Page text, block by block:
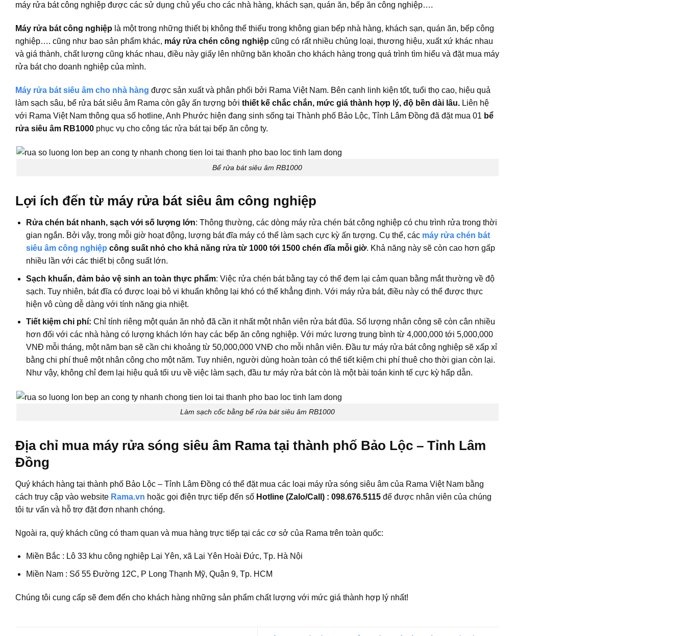
máy rửa bát công nghiệp được các sử dụng chủ yếu cho các nhà hàng, khách sạn, quán ăn, bếp ăn công nghiệp….
Máy rửa bát công nghiệp là một trong những thiết bị không thể thiếu trong không gian bếp nhà hàng, khách sạn, quán ăn, bếp công
nghiệp…. cũng như bao sản phẩm khác, máy rửa chén công nghiệp cũng có rất nhiều chủng loại, thương hiệu, xuất xứ khác nhau
và giá thành, chất lượng cũng khác nhau, điều này giấy lên những băn khoăn cho khách hàng trong quá trình tìm hiểu và đặt mua máy
rửa bát cho doanh nghiệp của mình.
Máy rửa bát siêu âm cho nhà hàng được sản xuất và phân phối bởi Rama Việt Nam. Bên cạnh linh kiện tốt, tuổi thọ cao, hiệu quả
làm sạch sâu, bể rửa bát siêu âm Rama còn gây ấn tượng bởi thiết kế chắc chắn, mức giá thành hợp lý, độ bền dài lâu. Liên hệ
với Rama Việt Nam thông qua số hotline, Anh Phước hiện đang sinh sống tại Thành phố Bảo Lộc, Tỉnh Lâm Đồng đã đặt mua 01 bể
rửa siêu âm RB1000 phục vụ cho công tác rửa bát tại bếp ăn công ty.
Bể rửa bát siêu âm RB1000
Lợi ích đến từ máy rửa bát siêu âm công nghiệp
Rửa chén bát nhanh, sạch với số lượng lớn: Thông thường, các dòng máy rửa chén bát công nghiệp có chu trình rửa trong thời
gian ngắn. Bởi vậy, trong mỗi giờ hoạt động, lượng bát đĩa máy có thể làm sạch cực kỳ ấn tượng. Cụ thể, các máy rửa chén bát
siêu âm công nghiệp công suất nhỏ cho khả năng rửa từ 1000 tới 1500 chén đĩa mỗi giờ. Khả năng này sẽ còn cao hơn gấp
nhiều lần với các thiết bị công suất lớn.
Sạch khuẩn, đảm bảo vệ sinh an toàn thực phẩm: Việc rửa chén bát bằng tay có thể đem lại cảm quan bằng mắt thường về độ
sạch. Tuy nhiên, bát đĩa có được loại bỏ vi khuẩn không lại khó có thể khẳng định. Với máy rửa bát, điều này có thể được thực
hiện vô cùng dễ dàng với tính năng gia nhiệt.
Tiết kiệm chi phí: Chỉ tính riêng một quán ăn nhỏ đã cần it nhất một nhân viên rửa bát đũa. Số lượng nhân công sẽ còn cân nhiều
hơn đối với các nhà hàng có lượng khách lớn hay các bếp ăn công nghiệp. Với mức lương trung bình từ 4,000,000 tới 5,000,000
VNĐ mỗi tháng, một năm bạn sẽ cần chi khoảng từ 50,000,000 VNĐ cho mỗi nhân viên. Đầu tư máy rửa bát công nghiệp sẽ xấp xỉ
bằng chi phí thuê một nhân công cho một năm. Tuy nhiên, người dùng hoàn toàn có thể tiết kiệm chi phí thuê cho thời gian còn lại.
Như vậy, không chỉ đem lại hiệu quả tối ưu về việc làm sạch, đầu tư máy rửa bát còn là một bài toán kinh tế cực kỳ hấp dẫn.
Làm sạch cốc bằng bể rửa bát siêu âm RB1000
Địa chỉ mua máy rửa sóng siêu âm Rama tại thành phố Bảo Lộc – Tỉnh Lâm
Đồng
Quý khách hàng tại thành phố Bảo Lộc – Tỉnh Lâm Đồng có thể đặt mua các loại máy rửa sóng siêu âm của Rama Việt Nam bằng
cách truy cập vào website Rama.vn hoặc gọi điện trực tiếp đến số Hotline (Zalo/Call) : 098.676.5115 để được nhân viên của chúng
tôi tư vấn và hỗ trợ đặt đơn nhanh chóng.
Ngoài ra, quý khách cũng có tham quan và mua hàng trực tiếp tại các cơ sở của Rama trên toàn quốc:
Miền Bắc : Lô 33 khu công nghiệp Lại Yên, xã Lại Yên Hoài Đức, Tp. Hà Nội
Miền Nam : Số 55 Đường 12C, P Long Thạnh Mỹ, Quận 9, Tp. HCM
Chúng tôi cung cấp sẽ đem đến cho khách hàng những sản phẩm chất lượng với mức giá thành hợp lý nhất!